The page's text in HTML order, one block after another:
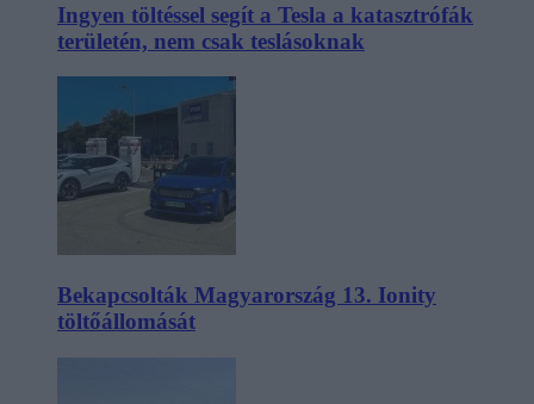
Ingyen töltéssel segít a Tesla a katasztrófák
területén, nem csak teslásoknak
Bekapcsolták Magyarország 13. Ionity
töltőállomását